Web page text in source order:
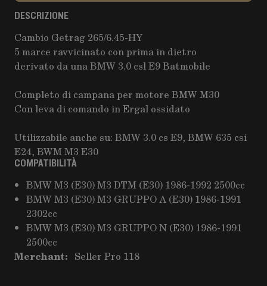
DESCRIZIONE
Cambio Getrag 265/6.45-HY
5 marce ravvicinato con prima in dietro
derivato da una BMW 3.0 csl E9 Batmobile
Completo di campana per motore BMW M30
Con leva di comando in Ergal ossidato
Utilizzabile anche su: BMW 3.0 cs E9, BMW 635 csi
E24, BWM M3 E30
COMPATIBILITÀ
BMW M3 (E30) M3 DTM (E30) 1986-1992 2500cc
BMW M3 (E30) M3 GRUPPO A (E30) 1986-1991
2302cc
BMW M3 (E30) M3 GRUPPO N (E30) 1986-1991
2500cc
Merchant: Seller Pro 118